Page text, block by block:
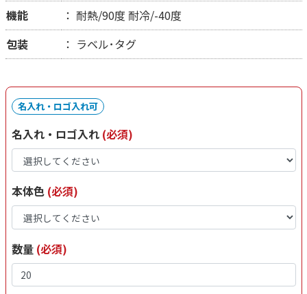
機能
耐熱/90度 耐冷/-40度
包装
ラベル･タグ
名入れ・ロゴ入れ可
名入れ・ロゴ入れ(必須)
本体色(必須)
数量(必須)